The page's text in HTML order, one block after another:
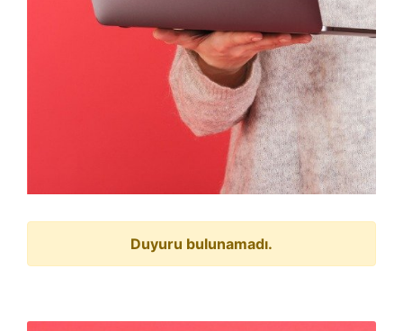
Duyuru bulunamadı.